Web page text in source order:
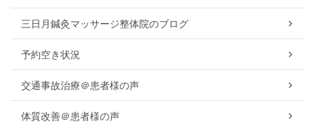
三日月鍼灸マッサージ整体院のブログ
予約空き状況
交通事故治療＠患者様の声
体質改善＠患者様の声